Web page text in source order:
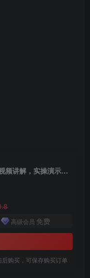
祖小来-中视频项目保姆级实战教程，视频讲解，实操演示，日收益200+
高级会员 免费
购买，可保存购买订单